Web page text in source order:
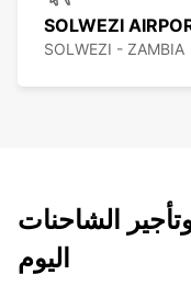
SOLWEZI
SOLWEZI - ZAMBIA
الشاحنات
اليوم